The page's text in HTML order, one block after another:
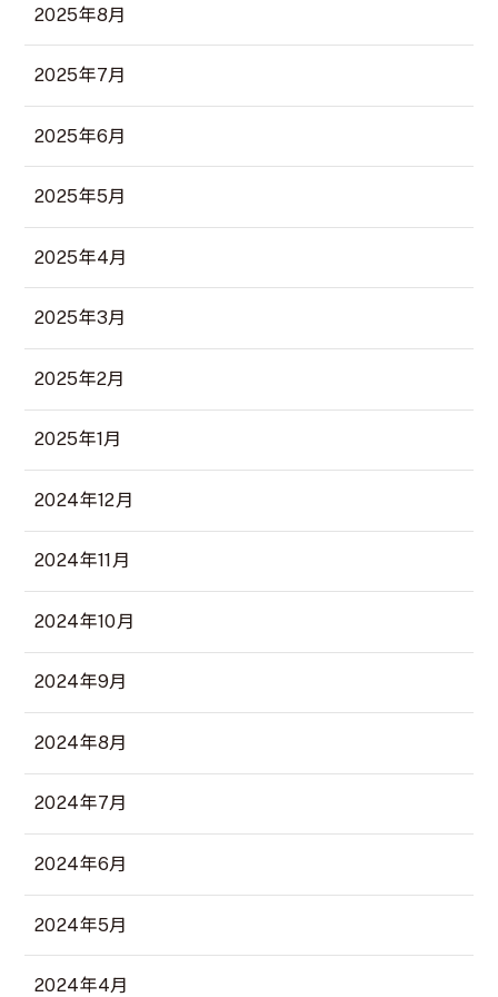
2025年8月
2025年7月
2025年6月
2025年5月
2025年4月
2025年3月
2025年2月
2025年1月
2024年12月
2024年11月
2024年10月
2024年9月
2024年8月
2024年7月
2024年6月
2024年5月
2024年4月